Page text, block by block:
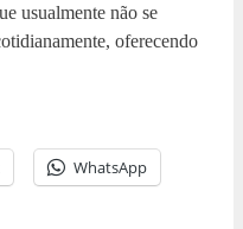
usualmente não se
oferecendo
WhatsApp